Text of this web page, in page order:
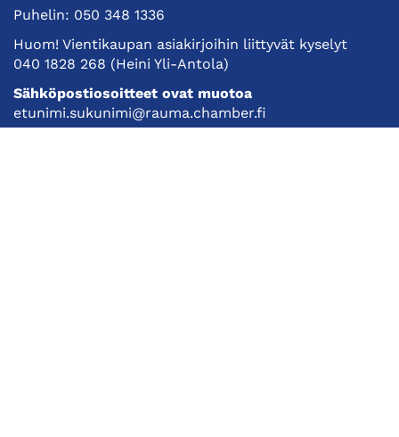
Puhelin: 050 348 1336
Huom! Vientikaupan asiakirjoihin liittyvät kyselyt
040 1828 268 (Heini Yli-Antola)
Sähköpostiosoitteet ovat muotoa
etunimi.sukunimi@rauma.chamber.fi